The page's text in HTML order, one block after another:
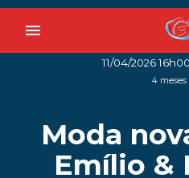
menu
11/04/2026
4 meses
Moda
Emílio &